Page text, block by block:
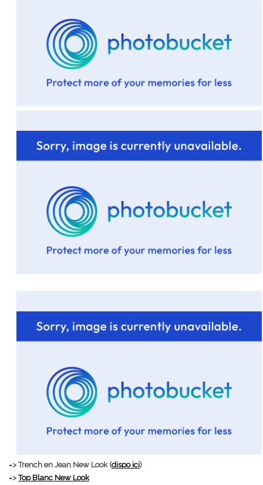
=> Trench en Jean New Look (dispo ici)
=>Top Blanc New Look